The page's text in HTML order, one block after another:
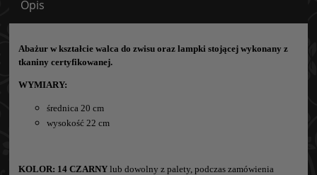
Opis
Abażur w kształcie walca do zwisu oraz lampki stojącej wykonany z
tkaniny certyfikowanej.
WYMIARY:
średnica 20 cm
wysokość 22 cm
KOLOR: 14 CZARNY lub dowolny z palety, podczas zamówienia